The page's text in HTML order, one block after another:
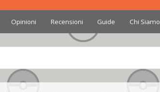
Opinioni Recensioni Guide Chi Siamo